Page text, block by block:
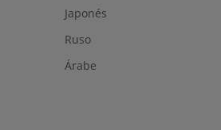
Japonés
Ruso
Árabe